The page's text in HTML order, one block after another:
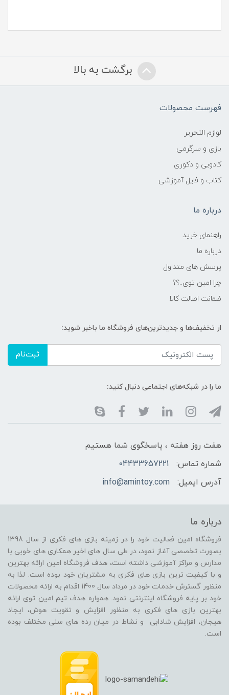
برگشت به بالا
فهرست محصولات
لوازم التحریر
بازی و سرگرمی
کادویی و دکوری
کتاب و فایل آموزشی
درباره ما
راهنمای خرید
درباره ما
پرسش های متداول
چرا امین توی..؟؟
ضمانت اصالت کالا
از تخفیف‌ها و جدیدترین‌های فروشگاه ما باخبر شوید:
ثبت‌نام
ما را در شبکه‌های اجتماعی دنبال کنید:
هفت روز هفته ، پاسخگوی شما هستیم
شماره تماس:
04433657221
آدرس ایمیل:
info@amintoy.com
درباره ما
فروشگاه امین فعالیت خود را در زمینه بازی های فکری از سال 1398
بصورت تخصصی آغاز نمود، در طی سال های اخیر همکاری های خوبی با
مدارس و مراکز آموزشی داشته است، هدف فروشگاه امین ارائه بهترین
و با کیفیت ترین بازی های فکری به مشتریان خود بوده است. لذا به
منظور گسترش خدمات خود در مرداد سال 1400 اقدام به ارائه محصولات
خود بر پایه فروشگاه اینترنتی نمود. همواره هدف تیم امین توی ارائه
بهترین بازی های فکری به منظور افزایش و تقویت هوش، ایجاد
هیجان، افزایش شادابی و نشاط در میان رده های سنی مختلف بوده
است.